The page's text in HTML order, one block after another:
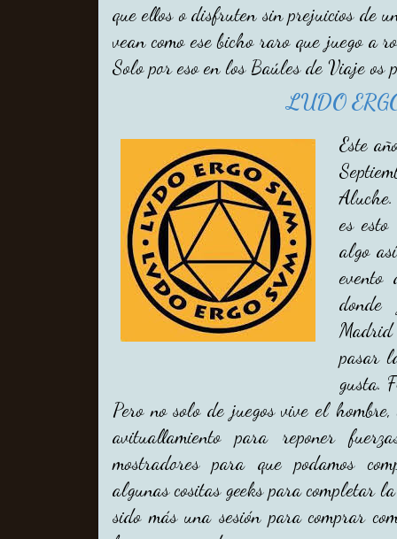
que ellos o disfruten sin prejuicios de
vean como ese bicho raro que juego a
Solo por eso en los Baúles de Viaje os
LUDO
Este
es
algo
Madrid
pasar
gusta.
Pero no solo de juegos vive el
avituallamiento para reponer
mostradores para que podamos
algunas cositas geeks para completar
sido más una sesión para comprar